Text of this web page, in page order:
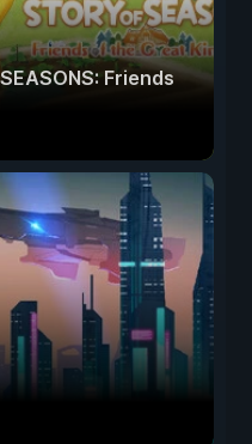
Friends